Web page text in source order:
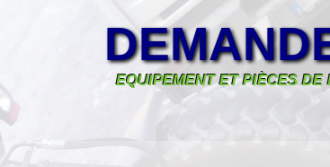
EQUIPEMENT ET PIÈCES